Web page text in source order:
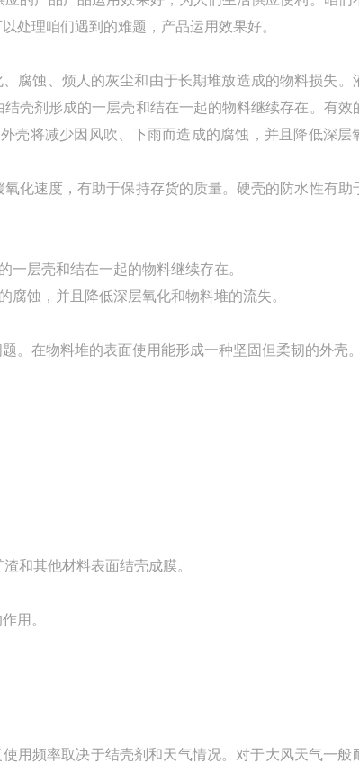
处理咱们遇到的难题，产品运用效果好。
腐蚀、烦人的灰尘和由于长期堆放造成的物料损失。
壳剂形成的一层壳和结在一起的物料继续存在。有效
壳将减少因风吹、下雨而造成的腐蚀，并且降低深层
化速度，有助于保持存货的质量。硬壳的防水性有助
层壳和结在一起的物料继续存在。
蚀，并且降低深层氧化和物料堆的流失。
。在物料堆的表面使用能形成一种坚固但柔韧的外壳
和其他材料表面结壳成膜。
用。
用频率取决于结壳剂和天气情况。对于大风天气一般